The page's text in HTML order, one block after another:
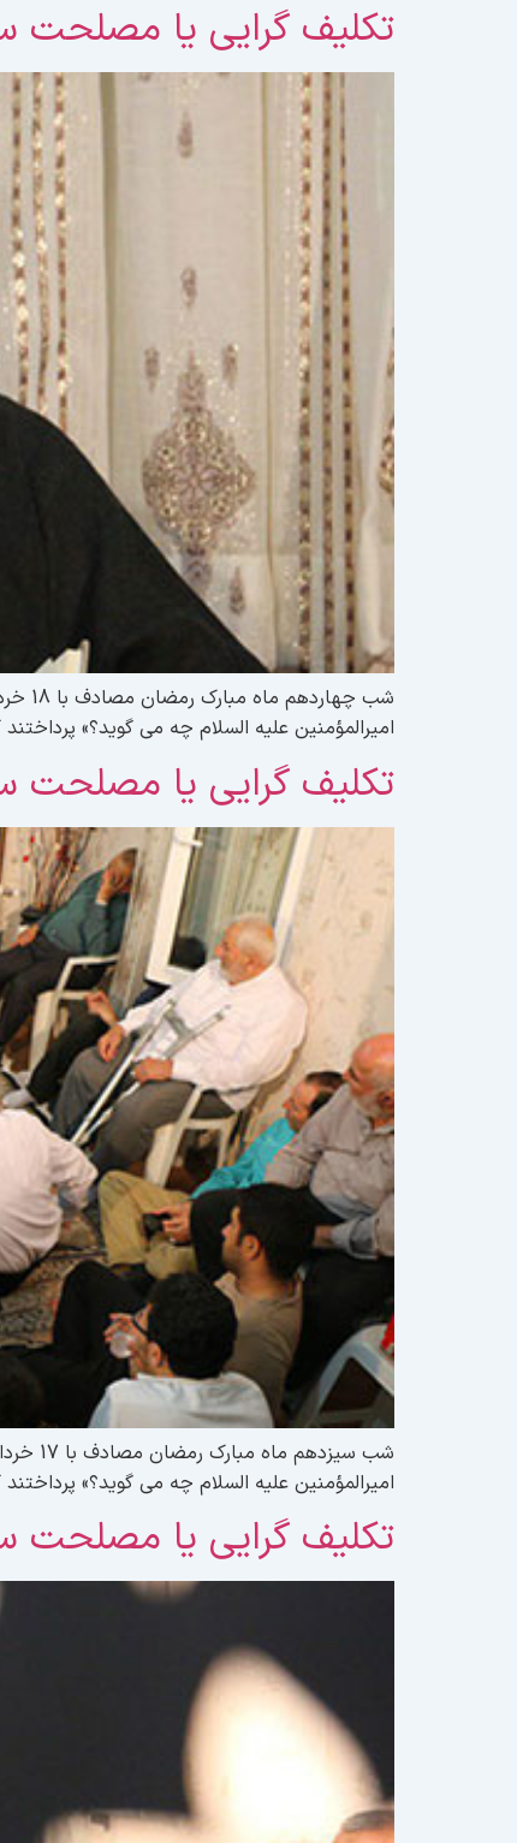
تکلیف گرایی یا
امیرالمؤمنین علیه السلام چه می گوید؟»
تکلیف گرایی یا
امیرالمؤمنین علیه السلام چه می گوید؟»
تکلیف گرایی یا